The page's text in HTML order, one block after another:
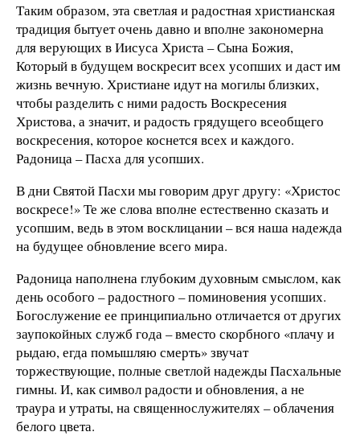
Таким образом, эта светлая и радостная христианская
традиция бытует очень давно и вполне закономерна
для верующих в Иисуса Христа – Сына Божия,
Который в будущем воскресит всех усопших и даст им
жизнь вечную. Христиане идут на могилы близких,
чтобы разделить с ними радость Воскресения
Христова, а значит, и радость грядущего всеобщего
воскресения, которое коснется всех и каждого.
Радоница – Пасха для усопших.
В дни Святой Пасхи мы говорим друг другу: «Христос
воскресе!» Те же слова вполне естественно сказать и
усопшим, ведь в этом восклицании – вся наша надежда
на будущее обновление всего мира.
Радоница наполнена глубоким духовным смыслом, как
день особого – радостного – поминовения усопших.
Богослужение ее принципиально отличается от других
заупокойных служб года – вместо скорбного «плачу и
рыдаю, егда помышляю смерть» звучат
торжествующие, полные светлой надежды Пасхальные
гимны. И, как символ радости и обновления, а не
траура и утраты, на священнослужителях – облачения
белого цвета.